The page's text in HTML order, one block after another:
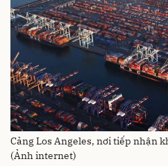
Cảng Los Angeles, nơi tiếp nhận
(Ảnh internet)